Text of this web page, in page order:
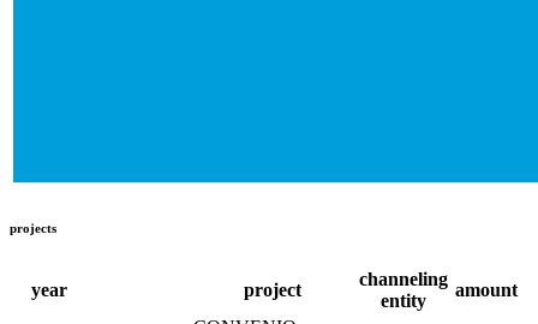
projects
year project
channeling
entity
amount